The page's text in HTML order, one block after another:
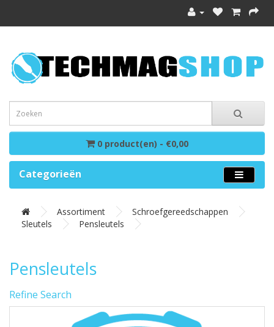
0 product(en) - €0,00
Categorieën
Assortiment
Schroefgereedschappen
Sleutels
Pensleutels
Pensleutels
Refine Search